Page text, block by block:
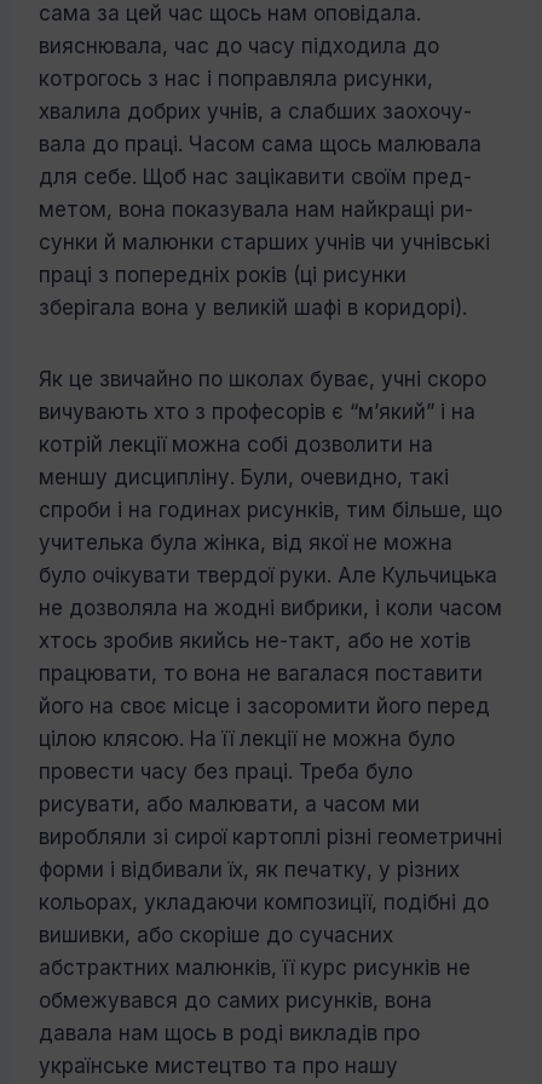
сама за цей час щось нам опові­дала.
вияснювала, час до часу підходила до
котрогось з нас і поправляла рисунки,
хвалила добрих учнів, а слабших заохочу­
вала до праці. Часом сама щось малювала
для себе. Щоб нас зацікавити своїм пред­
метом, вона показувала нам найкращі ри­
сунки й малюнки старших учнів чи учнів­ські
праці з попередніх років (ці рисунки
зберігала вона у великій шафі в коридорі).
Як це звичайно по школах буває, учні скоро
вичувають хто з професорів є “м’я­кий” і на
котрій лекції можна собі дозво­лити на
меншу дисципліну. Були, очевид­но, такі
спроби і на годинах рисунків, тим більше, що
учителька була жінка, від якої не можна
було очікувати твердої руки. Але Кульчицька
не дозволяла на жодні вибри­ки, і коли часом
хтось зробив якийсь не-такт, або не хотів
працювати, то вона не вагалася поставити
його на своє місце і засоромити його перед
цілою клясою. На її лекції не можна було
провести часу без праці. Треба було
рисувати, або малювати, а часом ми
виробляли зі сирої картоплі різні геометричні
форми і відбивали їх, як печатку, у різних
кольорах, укладаючи композиції, подібні до
вишивки, або ско­ріше до сучасних
абстрактних малюнків, її курс рисунків не
обмежувався до самих рисунків, вона
давала нам щось в роді ви­кладів про
українське мистецтво та про нашу